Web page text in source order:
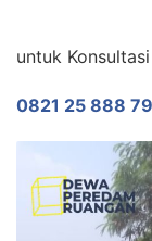
untuk
0821 25 888